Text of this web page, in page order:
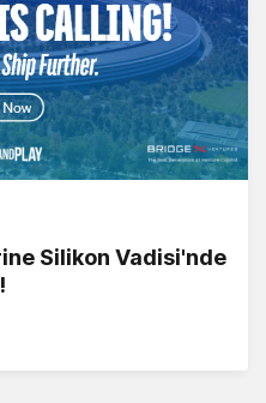
Silikon Vadisi'nde